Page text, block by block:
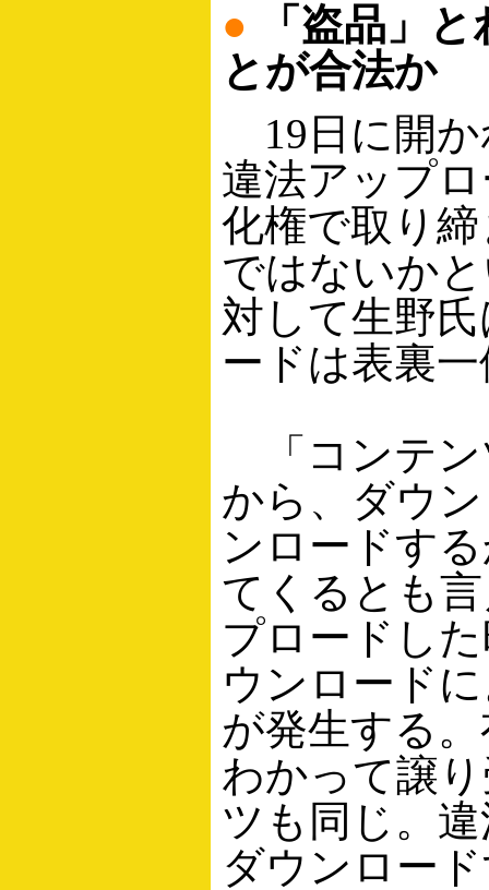
● 「盗品」
とが合法か
19日に開か
違法アップ
化権で取り
ではないか
対して生野
ードは表裏
「コンテン
から、ダウ
ンロードす
てくるとも
プロードし
ウンロード
が発生する
わかって譲
ツも同じ。
ダウンロー